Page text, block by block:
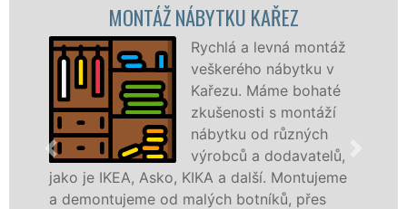
MONTÁŽ NÁBYTKU KAŘEZ
Rychlá a levná montáž
veškerého nábytku v
Kařezu. Máme bohaté
zkušenosti s montáží
nábytku od různých
výrobců a dodavatelů,
jako je IKEA, Asko, KIKA a další. Montujeme
a demontujeme od malých botníků, přes